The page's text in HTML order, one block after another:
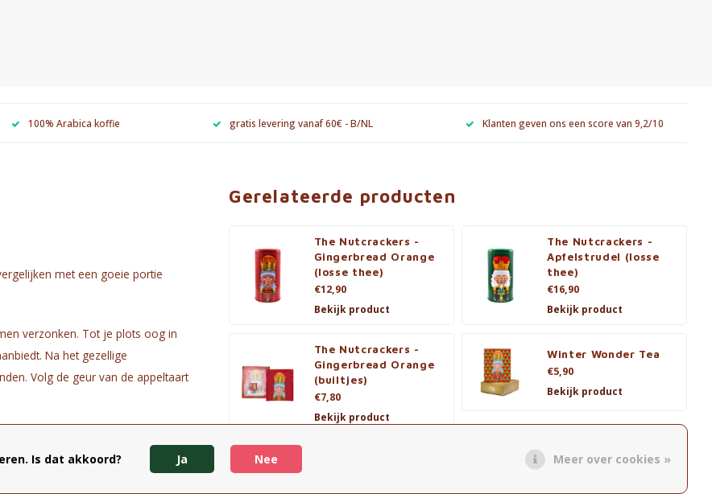
100% Arabica koffie gratis levering vanaf 60€ - B/NL Klanten geven ons een score van 9,2/10
met een goeie portie
verzonken. Tot je plots oog in
Na het gezellige
Volg de geur van de appeltaart
bessen.
Gerelateerde producten
The Nutcrackers -
Gingerbread Orange
(losse thee)
€12,90
Bekijk product
The Nutcrackers -
Apfelstrudel (losse
thee)
€16,90
Bekijk product
The Nutcrackers -
Gingerbread Orange
(builtjes)
€7,80
Bekijk product
Winter Wonder Tea
€5,90
Bekijk product
Is dat akkoord? Ja Nee Meer over cookies »